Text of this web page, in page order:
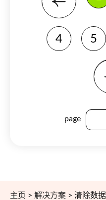
4 5
page
主页 > 解决方案 > 清除数据